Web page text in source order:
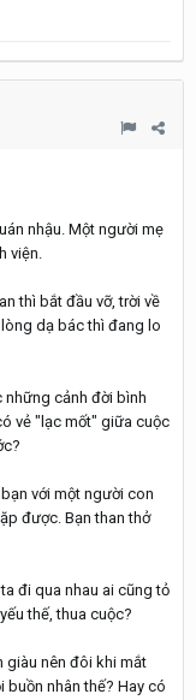
nhậu. Một người mẹ
viện.
thì bắt đầu vỡ, trời về
dạ bác thì đang lo
những cảnh đời bình
vẻ "lạc mốt" giữa cuộc
với một người con
được. Bạn than thở
đi qua nhau ai cũng tỏ
thế, thua cuộc?
giàu nên đôi khi mắt
buồn nhân thế? Hay có